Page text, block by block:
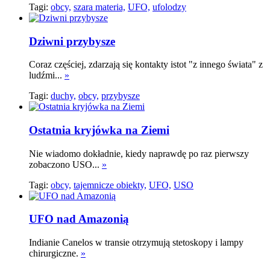
Tagi: obcy, szara materia, UFO, ufolodzy
Dziwni przybysze
Coraz częściej, zdarzają się kontakty istot "z innego świata" z
ludźmi... »
Tagi: duchy, obcy, przybysze
Ostatnia kryjówka na Ziemi
Nie wiadomo dokładnie, kiedy naprawdę po raz pierwszy
zobaczono USO... »
Tagi: obcy, tajemnicze obiekty, UFO, USO
UFO nad Amazonią
Indianie Canelos w transie otrzymują stetoskopy i lampy
chirurgiczne. »